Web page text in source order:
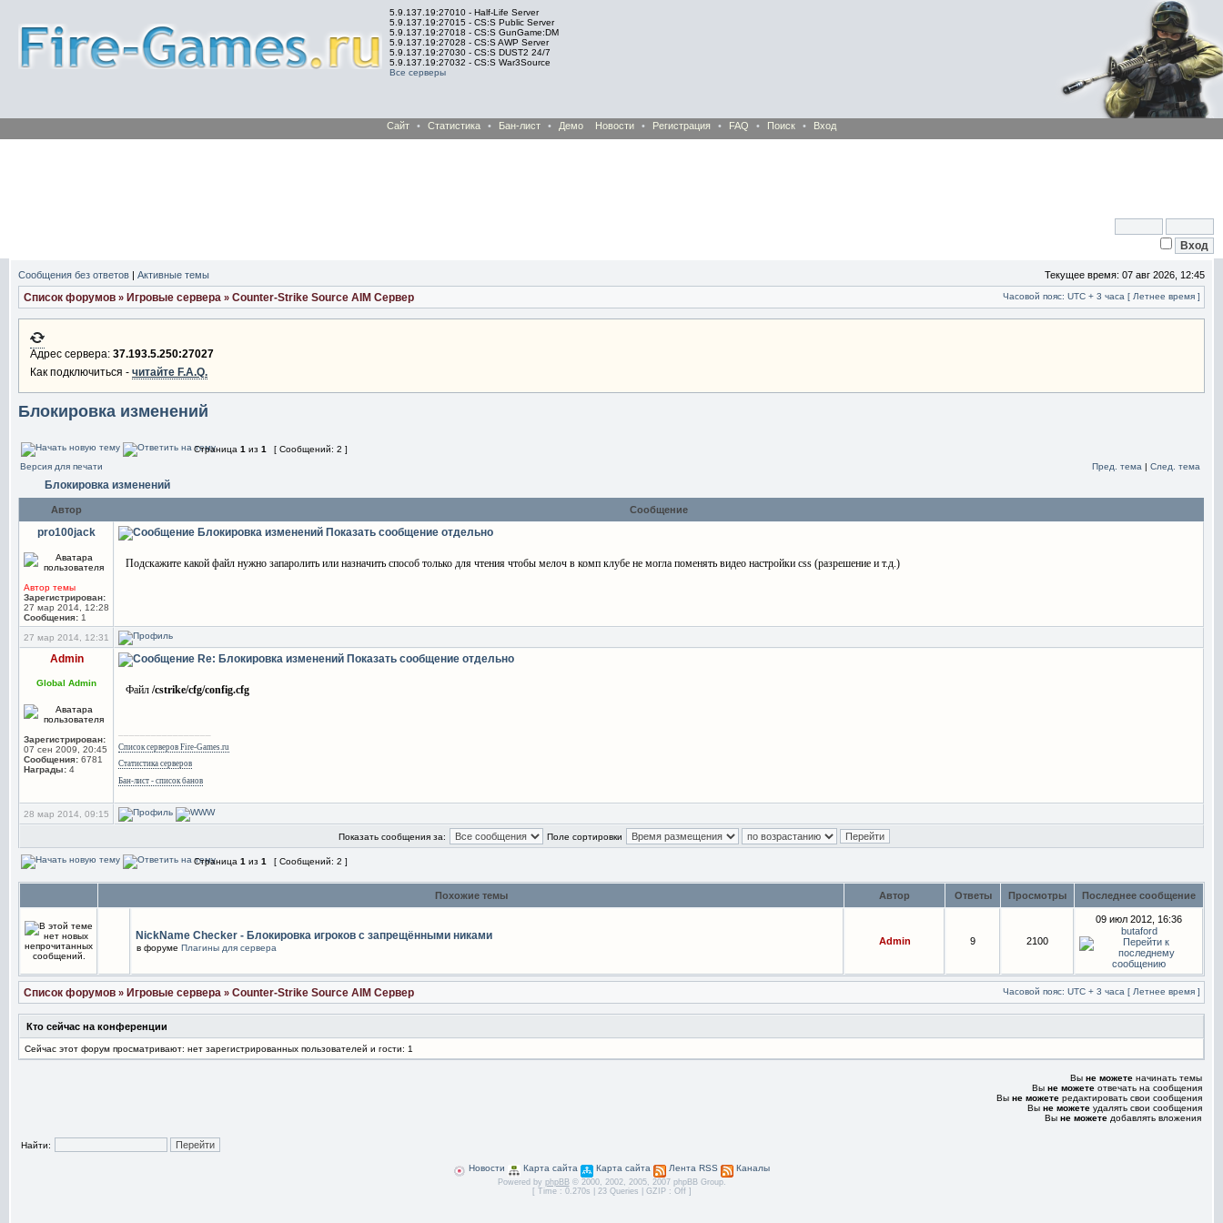
5.9.137.19:27010 - Half-Life Server
5.9.137.19:27015 - CS:S Public Server
5.9.137.19:27018 - CS:S GunGame:DM
5.9.137.19:27028 - CS:S AWP Server
5.9.137.19:27030 - CS:S DUST2 24/7
5.9.137.19:27032 - CS:S War3Source
Все серверы
Сайт • Статистика • Бан-лист • Демо Новости • Регистрация • FAQ • Поиск • Вход
Сообщения без ответов | Активные темы Текущее время: 07 авг 2026, 12:45
Список форумов » Игровые сервера » Counter-Strike Source AIM Сервер Часовой пояс: UTC + 3 часа [ Летнее время ]
Адрес сервера: 37.193.5.250:27027
Как подключиться - читайте F.A.Q.
Блокировка изменений
Страница 1 из 1
[ Сообщений: 2 ]
Версия для печати
Пред. тема | След. тема
Блокировка изменений
Автор Сообщение
pro100jack
Автор темы
Зарегистрирован:
27 мар 2014, 12:28
Сообщения: 1
Блокировка изменений Показать сообщение отдельно
Подскажите какой файл нужно запаролить или назначить способ только для чтения чтобы мелоч в комп клубе не могла поменять видео настройки css (разрешение и т.д.)
27 мар 2014, 12:31
Admin
Global Admin
Зарегистрирован:
07 сен 2009, 20:45
Сообщения: 6781
Награды: 4
Re: Блокировка изменений Показать сообщение отдельно
Файл /cstrike/cfg/config.cfg
Список серверов Fire-Games.ru
Статистика серверов
Бан-лист - список банов
28 мар 2014, 09:15
Показать сообщения за: Поле сортировки
Страница 1 из 1 [ Сообщений: 2 ]
Похожие темы Автор Ответы Просмотры Последнее сообщение
NickName Checker - Блокировка игроков с запрещёнными никами
в форуме Плагины для сервера
Admin 9 2100
09 июл 2012, 16:36
butaford
Список форумов » Игровые сервера » Counter-Strike Source AIM Сервер Часовой пояс: UTC + 3 часа [ Летнее время ]
Кто сейчас на конференции
Сейчас этот форум просматривают: нет зарегистрированных пользователей и гости: 1
Вы не можете начинать темы
Вы не можете отвечать на сообщения
Вы не можете редактировать свои сообщения
Вы не можете удалять свои сообщения
Вы не можете добавлять вложения
Найти:
Новости Карта сайта Карта сайта Лента RSS Каналы
Powered by phpBB© 2000, 2002, 2005, 2007 phpBB Group.
[ Time : 0.270s | 23 Queries | GZIP : Off ]